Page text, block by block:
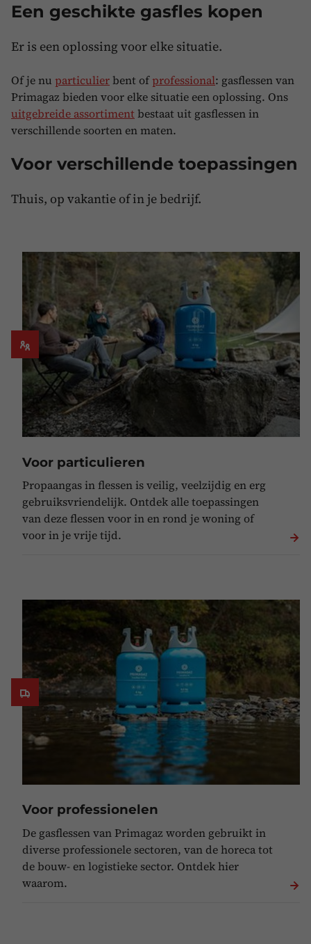
Een geschikte gasfles kopen
Er is een oplossing voor elke situatie.
Of je nu particulierbent ofprofessional: gasflessen van
Primagaz bieden voor elke situatie een oplossing. Ons
uitgebreide assortiment bestaat uit gasflessen in
verschillende soorten en maten.
Voor verschillende toepassingen
Thuis, op vakantie of in je bedrijf.
Voor particulieren
Propaangas in flessen is veilig, veelzijdig en erg
gebruiksvriendelijk. Ontdek alle toepassingen
van deze flessen voor in en rond je woning of
voor in je vrije tijd.
Voor professionelen
De gasflessen van Primagaz worden gebruikt in
diverse professionele sectoren, van de horeca tot
de bouw- en logistieke sector. Ontdek hier
waarom.